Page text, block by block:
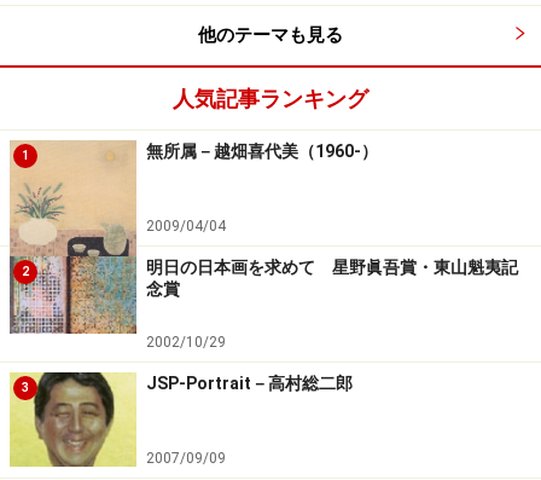
他のテーマも見る
人気記事ランキング
1 無所属－越畑喜代美（1960-）
2009/04/04
2
明日の日本画を求めて 星野眞吾賞・東山魁夷記
念賞
2002/10/29
3 JSP-Portrait－高村総二郎
2007/09/09